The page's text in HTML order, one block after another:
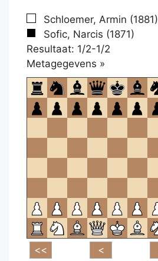
Schloemer, Armin (1881)
Sofic, Narcis (1871)
Resultaat: 1/2-1/2
Metagegevens »
om
te
openen.